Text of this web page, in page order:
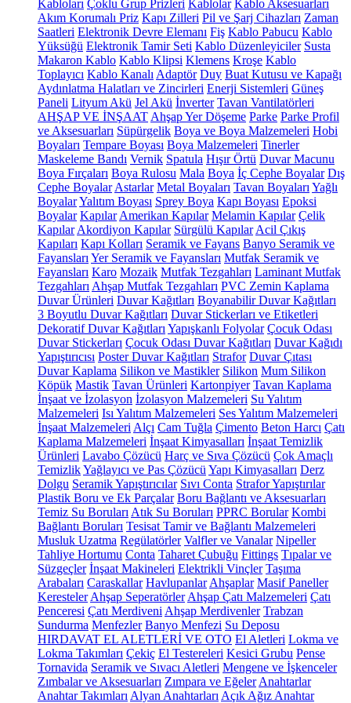
Kabloları Çoklu Grup Prizleri Kablolar Kablo Aksesuarları
Akım Korumalı Priz Kapı Zilleri Pil ve Şarj Cihazları Zaman
Saatleri Elektronik Devre Elemanı Fiş Kablo Pabucu Kablo
Yüksüğü Elektronik Tamir Seti Kablo Düzenleyiciler Susta
Makaron Kablo Kablo Klipsi Klemens Kroşe Kablo
Toplayıcı Kablo Kanalı Adaptör Duy Buat Kutusu ve Kapağı
Aydınlatma Halatları ve Zincirleri Enerji Sistemleri Güneş
Paneli Lityum Akü Jel Akü İnverter Tavan Vantilatörleri
AHŞAP VE İNŞAAT Ahşap Yer Döşeme Parke Parke Profil
ve Aksesuarları Süpürgelik Boya ve Boya Malzemeleri Hobi
Boyaları Tempare Boyası Boya Malzemeleri Tinerler
Maskeleme Bandı Vernik Spatula Hışır Örtü Duvar Macunu
Boya Fırçaları Boya Rulosu Mala Boya İç Cephe Boyalar Dış
Cephe Boyalar Astarlar Metal Boyaları Tavan Boyaları Yağlı
BoyalarYalıtım Boyası Sprey Boya Kapı Boyası Epoksi
Boyalar Kapılar Amerikan Kapılar Melamin Kapılar Çelik
Kapılar Akordiyon Kapılar Sürgülü Kapılar Acil Çıkış
Kapıları Kapı Kolları Seramik ve Fayans Banyo Seramik ve
Fayansları Yer Seramik ve Fayansları Mutfak Seramik ve
Fayansları Karo Mozaik Mutfak Tezgahları Laminant Mutfak
Tezgahları Ahşap Mutfak Tezgahları PVC Zemin Kaplama
Duvar Ürünleri Duvar Kağıtları Boyanabilir Duvar Kağıtları
3 Boyutlu Duvar Kağıtları Duvar Stickerları ve Etiketleri
Dekoratif Duvar Kağıtları Yapışkanlı Folyolar Çocuk Odası
Duvar Stickerları Çocuk Odası Duvar Kağıtları Duvar Kağıdı
Yapıştırıcısı Poster Duvar Kağıtları Strafor Duvar Çıtası
Duvar Kaplama Silikon ve Mastikler Silikon Mum Silikon
Köpük Mastik Tavan Ürünleri Kartonpiyer Tavan Kaplama
İnşaat ve İzolasyon İzolasyon Malzemeleri Su Yalıtım
Malzemeleri Isı Yalıtım Malzemeleri Ses Yalıtım Malzemeleri
İnşaat Malzemeleri Alçı Cam Tuğla Çimento Beton Harcı Çatı
Kaplama Malzemeleri İnşaat Kimyasalları İnşaat Temizlik
Ürünleri Lavabo Çözücü Harç ve Sıva Çözücü Çok Amaçlı
TemizlikYağlayıcı ve Pas Çözücü Yapı Kimyasalları Derz
Dolgu Seramik Yapıştırıcılar Sıvı Conta Strafor Yapıştırılar
Plastik Boru ve Ek Parçalar Boru Bağlantı ve Aksesuarları
Temiz Su Boruları Atık Su Boruları PPRC Borular Kombi
Bağlantı Boruları Tesisat Tamir ve Bağlantı Malzemeleri
Musluk Uzatma Regülatörler Valfler ve Vanalar Nipeller
Tahliye Hortumu Conta Taharet Çubuğu Fittings Tıpalar ve
Süzgeçler İnşaat Makineleri Elektrikli Vinçler Taşıma
Arabaları Caraskallar Havlupanlar Ahşaplar Masif Paneller
Keresteler Ahşap Seperatörler Ahşap Çatı Malzemeleri Çatı
Penceresi Çatı Merdiveni Ahşap Merdivenler Trabzan
Sundurma Menfezler Banyo Menfezi Su Deposu
HIRDAVAT EL ALETLERİ VE OTO El Aletleri Lokma ve
Lokma Takımları Çekiç El Testereleri Kesici Grubu Pense
Tornavida Seramik ve Sıvacı Aletleri Mengene ve İşkenceler
Zımbalar ve Aksesuarları Zımpara ve Eğeler Anahtarlar
Anahtar Takımları Alyan Anahtarları Açık Ağız Anahtar